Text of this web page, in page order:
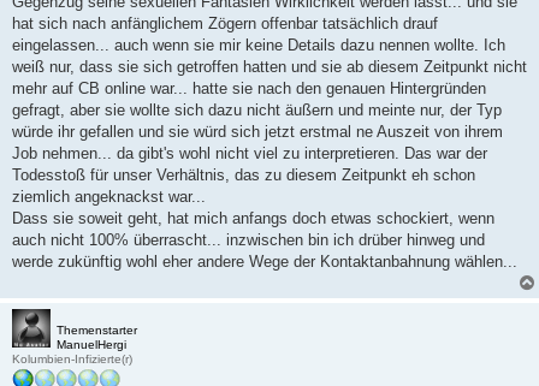
hat sich nach anfänglichem Zögern offenbar tatsächlich drauf
eingelassen... auch wenn sie mir keine Details dazu nennen wollte. Ich
weiß nur, dass sie sich getroffen hatten und sie ab diesem Zeitpunkt nicht
mehr auf CB online war... hatte sie nach den genauen Hintergründen
gefragt, aber sie wollte sich dazu nicht äußern und meinte nur, der Typ
würde ihr gefallen und sie würd sich jetzt erstmal ne Auszeit von ihrem
Job nehmen... da gibt's wohl nicht viel zu interpretieren. Das war der
Todesstoß für unser Verhältnis, das zu diesem Zeitpunkt eh schon
ziemlich angeknackst war...
Dass sie soweit geht, hat mich anfangs doch etwas schockiert, wenn
auch nicht 100% überrascht... inzwischen bin ich drüber hinweg und
werde zukünftig wohl eher andere Wege der Kontaktanbahnung wählen...
Themenstarter
ManuelHergi
Kolumbien-Infizierte(r)